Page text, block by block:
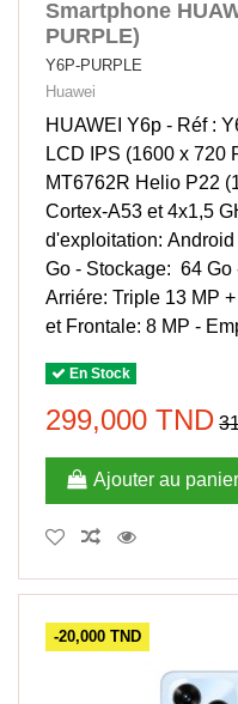
Smartphone
PURPLE)
Y6P-PURPLE
Huawei
HUAWEI Y6p - Réf :
LCD IPS (1600 x 720
MT6762R Helio P22
Cortex-A53 et 4x1,5
d'exploitation:
Go - Stockage: 64 Go
Arriére: Triple 13 MP
et Frontale: 8 MP -
En Stock
299,000 TND
Ajouter au panier
-20,000 TND